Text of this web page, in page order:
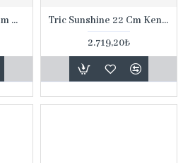
1382 Blaubluten 26 Cm Oval Servis Tabağı
Tric Sunshine 22 Cm Kenarlı Tatlı Tabağı
2.719,20₺